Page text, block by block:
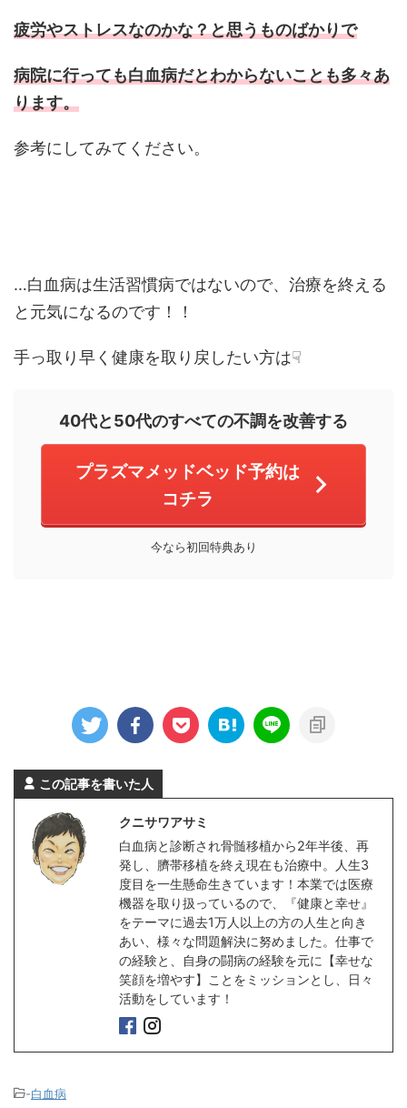
疲労やストレスなのかな？と思うものばかりで
病院に行っても白血病だとわからないことも多々あ
ります。
参考にしてみてください。
…白血病は生活習慣病ではないので、治療を終える
と元気になるのです！！
手っ取り早く健康を取り戻したい方は☟
40代と50代のすべての不調を改善する
プラズマメッドベッド予約は
コチラ
今なら初回特典あり
この記事を書いた人
クニサワアサミ
白血病と診断され骨髄移植から2年半後、再
発し、臍帯移植を終え現在も治療中。人生3
度目を一生懸命生きています！本業では医療
機器を取り扱っているので、『健康と幸せ』
をテーマに過去1万人以上の方の人生と向き
あい、様々な問題解決に努めました。仕事で
の経験と、自身の闘病の経験を元に【幸せな
笑顔を増やす】ことをミッションとし、日々
活動をしています！
-白血病